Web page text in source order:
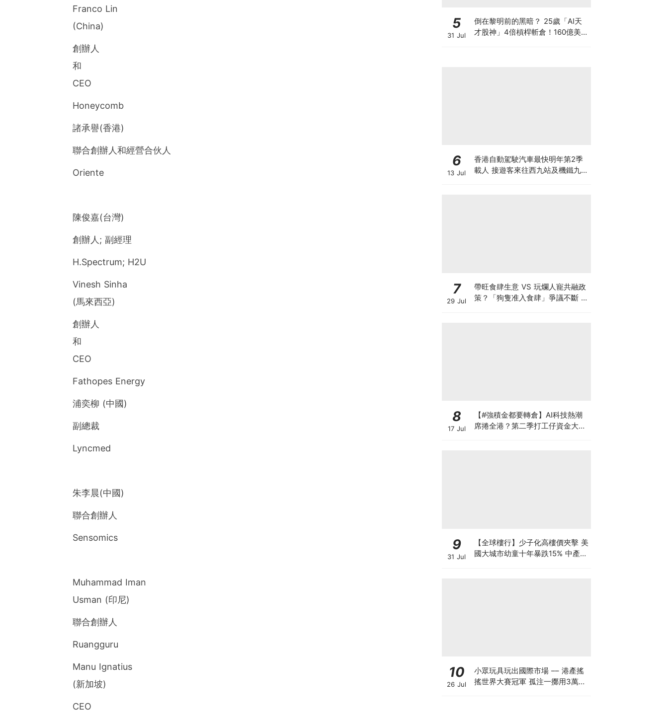
Franco Lin
(China)
創辦人
和
CEO
Honeycomb
諸承譽(香港)
聯合創辦人和經營合伙人
Oriente
陳俊嘉(台灣)
創辦人; 副經理
H.Spectrum; H2U
Vinesh Sinha
(馬來西亞)
創辦人
和
CEO
Fathopes Energy
浦奕柳 (中國)
副總裁
Lyncmed
朱李晨(中國)
聯合創辦人
Sensomics
Muhammad Iman
Usman (印尼)
聯合創辦人
Ruangguru
Manu Ignatius
(新加坡)
CEO
5
31 Jul
倒在黎明前的黑暗？ 25歲「AI天
才股神」4倍槓桿斬倉！160億美元
6
13 Jul
香港自動駕駛汽車最快明年第2季
載人 接遊客來往西九站及機鐵九龍
7
29 Jul
帶旺食肆生意 VS 玩爛人寵共融政
策？「狗隻准入食肆」爭議不斷 業
8
17 Jul
【#強積金都要轉倉】AI科技熱潮
席捲全港？第二季打工仔資金大遷
9
31 Jul
【全球樓行】少子化高樓價夾擊 美
國大城市幼童十年暴跌15% 中產家
10
26 Jul
小眾玩具玩出國際市場 –– 港產搖
搖世界大賽冠軍 孤注一擲用3萬創